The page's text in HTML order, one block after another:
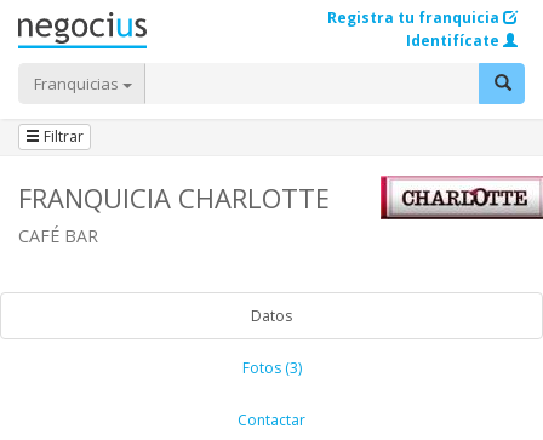
Franquicias
Registra tu franquicia
Identifícate
Filtrar
FRANQUICIA CHARLOTTE
CAFÉ BAR
Datos
Fotos (3)
Contactar